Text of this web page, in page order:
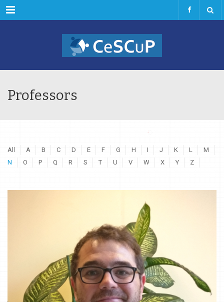
Menu
Professors
All A B C D E F G H I J K L
M
N
O P Q R S T U V W X Y Z